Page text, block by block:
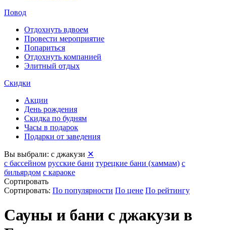
Повод
Отдохнуть вдвоем
Провести мероприятие
Попариться
Отдохнуть компанией
Элитный отдых
Скидки
Акции
День рождения
Скидка по будням
Часы в подарок
Подарки от заведения
Вы выбрали: с джакузи ✕
с бассейном русские бани турецкие бани (хаммам) с
бильярдом с караоке
Сортировать
Сортировать: По популярности По цене По рейтингу
Сауны и бани с джакузи в